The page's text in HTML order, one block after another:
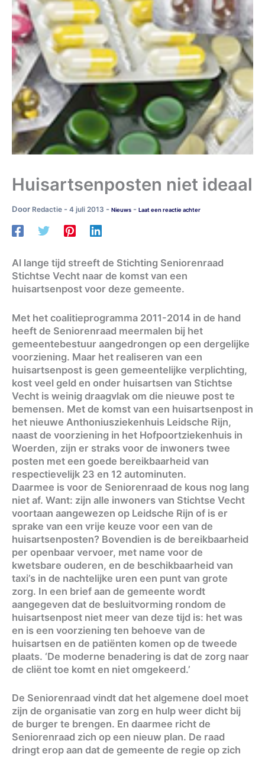
Huisartsenposten niet ideaal
Door Redactie - 4 juli 2013 - Nieuws - Laat een reactie achter
Al lange tijd streeft de Stichting Seniorenraad
Stichtse Vecht naar de komst van een
huisartsenpost voor deze gemeente.
Met het coalitieprogramma 2011-2014 in de hand
heeft de Seniorenraad meermalen bij het
gemeentebestuur aangedrongen op een dergelijke
voorziening. Maar het realiseren van een
huisartsenpost is geen gemeentelijke verplichting,
kost veel geld en onder huisartsen van Stichtse
Vecht is weinig draagvlak om die nieuwe post te
bemensen. Met de komst van een huisartsenpost in
het nieuwe Anthoniusziekenhuis Leidsche Rijn,
naast de voorziening in het Hofpoortziekenhuis in
Woerden, zijn er straks voor de inwoners twee
posten met een goede bereikbaarheid van
respectievelijk 23 en 12 autominuten.
Daarmee is voor de Seniorenraad de kous nog lang
niet af. Want: zijn alle inwoners van Stichtse Vecht
voortaan aangewezen op Leidsche Rijn of is er
sprake van een vrije keuze voor een van de
huisartsenposten? Bovendien is de bereikbaarheid
per openbaar vervoer, met name voor de
kwetsbare ouderen, en de beschikbaarheid van
taxi’s in de nachtelijke uren een punt van grote
zorg. In een brief aan de gemeente wordt
aangegeven dat de besluitvorming rondom de
huisartsenpost niet meer van deze tijd is: het was
en is een voorziening ten behoeve van de
huisartsen en de patiënten komen op de tweede
plaats. ‘De moderne benadering is dat de zorg naar
de cliënt toe komt en niet omgekeerd.’
De Seniorenraad vindt dat het algemene doel moet
zijn de organisatie van zorg en hulp weer dicht bij
de burger te brengen. En daarmee richt de
Seniorenraad zich op een nieuw plan. De raad
dringt erop aan dat de gemeente de regie op zich